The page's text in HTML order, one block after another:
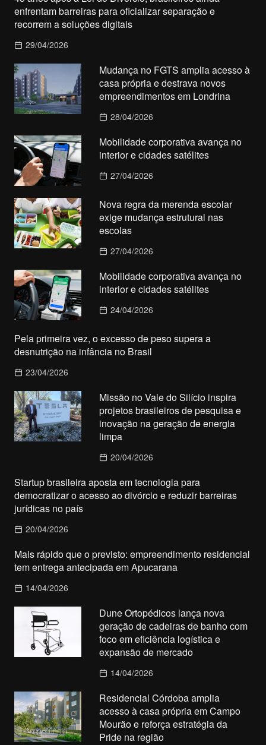
enfrentam barreiras para oficializar separação e
recorrem a soluções digitais
29/04/2026
Mudança no FGTS amplia acesso à
casa própria e destrava novos
empreendimentos em Londrina
28/04/2026
Mobilidade corporativa avança no
interior e cidades satélites
27/04/2026
Nova regra da merenda escolar
exige mudança estrutural nas
escolas
27/04/2026
Mobilidade corporativa avança no
interior e cidades satélites
24/04/2026
Pela primeira vez, o excesso de peso supera a
desnutrição na infância no Brasil
23/04/2026
Missão no Vale do Silício inspira
projetos brasileiros de pesquisa e
inovação na geração de energia
limpa
20/04/2026
Startup brasileira aposta em tecnologia para
democratizar o acesso ao divórcio e reduzir barreiras
jurídicas no país
20/04/2026
Mais rápido que o previsto: empreendimento residencial
tem entrega antecipada em Apucarana
14/04/2026
Dune Ortopédicos lança nova
geração de cadeiras de banho com
foco em eficiência logística e
expansão de mercado
14/04/2026
Residencial Córdoba amplia
acesso à casa própria em Campo
Mourão e reforça estratégia da
Pride na região